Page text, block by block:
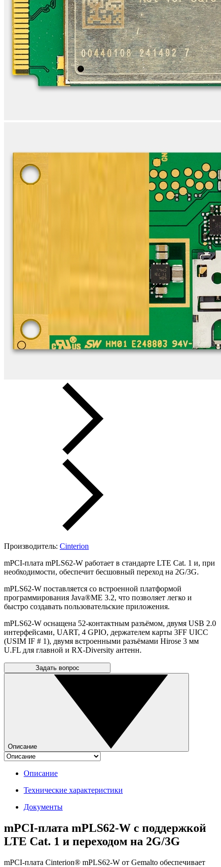
Производитель: Cinterion
mPCI-плата mPLS62-W работает в стандарте LTE Cat. 1 и, при
необходимости, обеспечит бесшовный переход на 2G/3G.
mPLS62-W поставляется со встроенной платформой
программирования Java®ME 3.2, что позволяет легко и
быстро создавать пользовательские приложения.
mPLS62-W оснащена 52-контактным разъёмом, двумя USB 2.0
интерфейсами, UART, 4 GPIO, держателем карты 3FF UICC
(USIM IF # 1), двумя встроенными разъёмами Hirose 3 мм
U.FL для главной и RX-Diversity антенн.
Задать вопрос
Описание
Описание
Технические характеристики
Документы
mPCI-плата mPLS62-W с поддержкой
LTE Cat. 1 и переходом на 2G/3G
mPCI-плата Cinterion® mPLS62-W от Gemalto обеспечивает